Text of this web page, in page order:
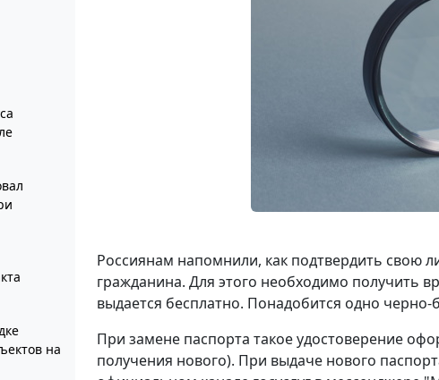
на
Россиянам напомнили, как подтвердить свою
гражданина. Для этого необходимо получить
выдается бесплатно. Понадобится одно
При замене паспорта такое удостоверение
получения нового). При выдаче нового